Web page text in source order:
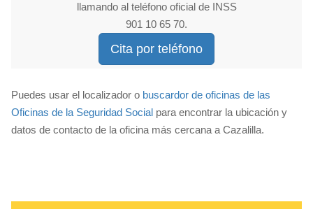
llamando al teléfono oficial de INSS
901 10 65 70.
Cita por teléfono
Puedes usar el localizador o buscardor de oficinas de las
Oficinas de la Seguridad Social para encontrar la ubicación y
datos de contacto de la oficina más cercana a Cazalilla.